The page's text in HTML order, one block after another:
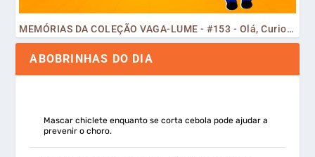
MEMÓRIAS DA COLEÇÃO VAGA-LUME - #153 - Olá, Curiosos! 2023
ABOBRINHAS DO DIA
Mascar chiclete enquanto se corta cebola pode ajudar a
prevenir o choro.